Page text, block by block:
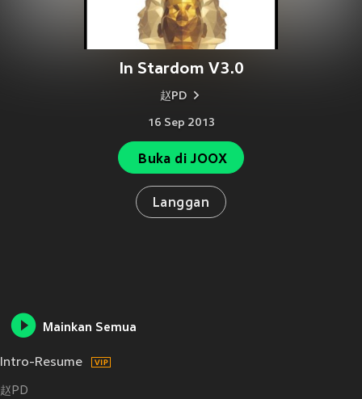
In Stardom V3.0
赵PD
16 Sep 2013
Buka di JOOX
Langgan
Mainkan Semua
Intro-Resume
赵PD